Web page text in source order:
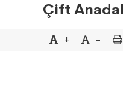
Çift
+ -